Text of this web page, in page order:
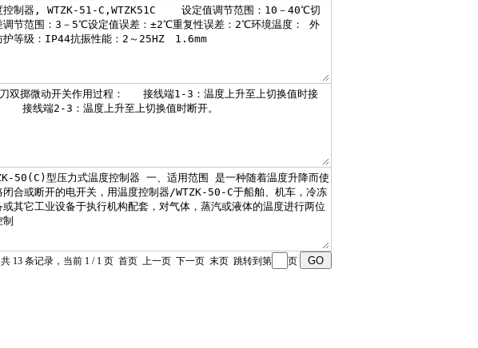
共 13 条记录，当前 1 / 1 页 首页 上一页 下一页 末页 跳转到第 页